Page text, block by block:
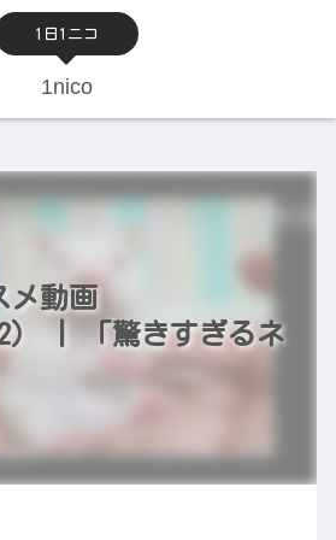
1日1ニコ
1nico
メ動画
） | 「驚きすぎるネ